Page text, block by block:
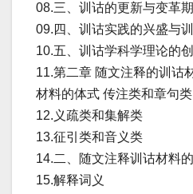
08.三、训诂的更新与变革
09.四、训诂实践的兴盛与
10.五、训诂学科学理论的
11.第二章 随文注释的训诂
材料的体式 传注类和章句类
12.义疏类和集解类
13.征引类和音义类
14.二、随文注释训诂材料
15.解释词义